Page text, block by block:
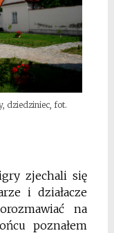
dziedziniec, fot.
zjechali się
i działacze
na
poznałem